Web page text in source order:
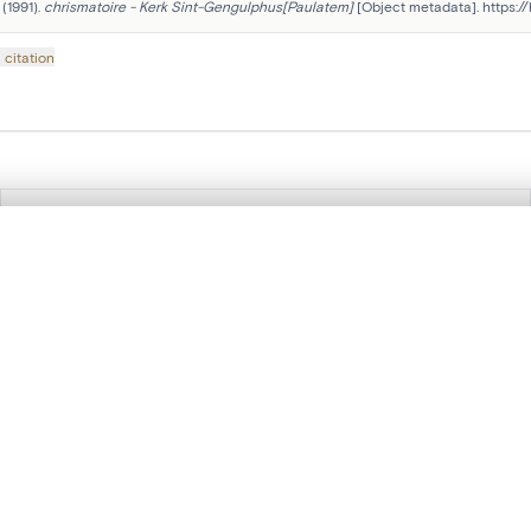
chrismatoire - Kerk Sint-Gengulphus[Paulatem] [Object metadata].
citation